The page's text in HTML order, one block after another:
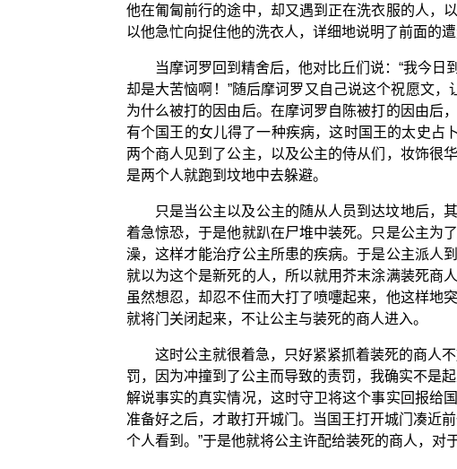
他在匍匐前行的途中，却又遇到正在洗衣服的人，
以他急忙向捉住他的洗衣人，详细地说明了前面的
当摩诃罗回到精舍后，他对比丘们说：“我今
却是大苦恼啊！”随后摩诃罗又自己说这个祝愿文
为什么被打的因由后。在摩诃罗自陈被打的因由后
有个国王的女儿得了一种疾病，这时国王的太史占
两个商人见到了公主，以及公主的侍从们，妆饰很
是两个人就跑到坟地中去躲避。
只是当公主以及公主的随从人员到达坟地后，
着急惊恐，于是他就趴在尸堆中装死。只是公主为
澡，这样才能治疗公主所患的疾病。于是公主派人
就以为这个是新死的人，所以就用芥末涂满装死商
虽然想忍，却忍不住而大打了喷嚏起来，他这样地
就将门关闭起来，不让公主与装死的商人进入。
这时公主就很着急，只好紧紧抓着装死的商人
罚，因为冲撞到了公主而导致的责罚，我确实不是
解说事实的真实情况，这时守卫将这个事实回报给
准备好之后，才敢打开城门。当国王打开城门凑近
个人看到。”于是他就将公主许配给装死的商人，对